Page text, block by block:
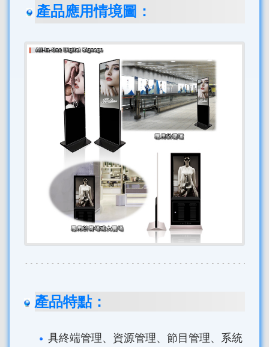
產品應用情境圖：
產品特點：
具終端管理、資源管理、節目管理、系統